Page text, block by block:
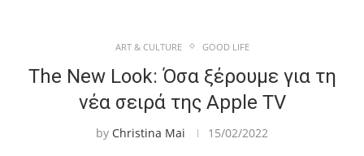
ART & CULTURE GOOD LIFE
The New Look: Όσα ξέρουμε για τη
νέα σειρά της Apple TV
by Christina Mai 15/02/2022